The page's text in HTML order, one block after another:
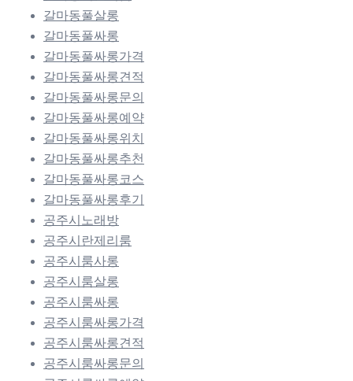
갈마동풀살롱
갈마동풀싸롱
갈마동풀싸롱가격
갈마동풀싸롱견적
갈마동풀싸롱문의
갈마동풀싸롱예약
갈마동풀싸롱위치
갈마동풀싸롱추천
갈마동풀싸롱코스
갈마동풀싸롱후기
공주시노래방
공주시란제리룸
공주시룸사롱
공주시룸살롱
공주시룸싸롱
공주시룸싸롱가격
공주시룸싸롱견적
공주시룸싸롱문의